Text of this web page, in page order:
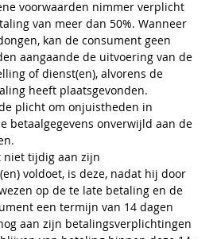
voorwaarden nimmer verplicht
van meer dan 50%. Wanneer
kan de consument geen
aangaande de uitvoering van de
of dienst(en), alvorens de
heeft plaatsgevonden.
plicht om onjuistheden in
betaalgegevens onverwijld aan de
niet tijdig aan zijn
voldoet, is deze, nadat hij door
op de te late betaling en de
een termijn van 14 dagen
aan zijn betalingsverplichtingen